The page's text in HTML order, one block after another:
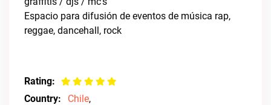
Espacio para difusión de eventos de música rap,
reggae, dancehall, rock
Rating:
Country:
Chile,